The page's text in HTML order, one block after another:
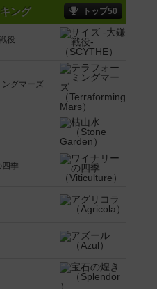
ング トップ50
役-
ングマーズ
四季